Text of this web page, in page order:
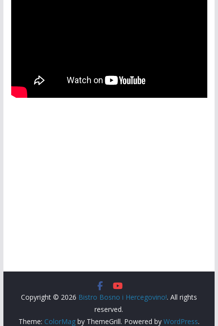
Copyright © 2026 Bistro Bosno i Hercegovino!. All rights
reserved.
Theme: ColorMagby ThemeGrill. Powered by WordPress.